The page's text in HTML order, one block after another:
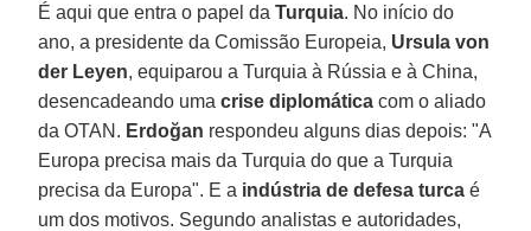
É aqui que entra o papel daTurquia. No início do
ano, a presidente da Comissão Europeia, Ursula von
der Leyen, equiparou a Turquia à Rússia e à China,
desencadeando uma crise diplomática com o aliado
da OTAN. Erdoğan respondeu alguns dias depois: "A
Europa precisa mais da Turquia do que a Turquia
precisa da Europa". E a indústria de defesa turca é
um dos motivos. Segundo analistas e autoridades,